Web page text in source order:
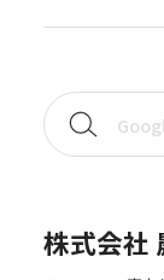
株式会社